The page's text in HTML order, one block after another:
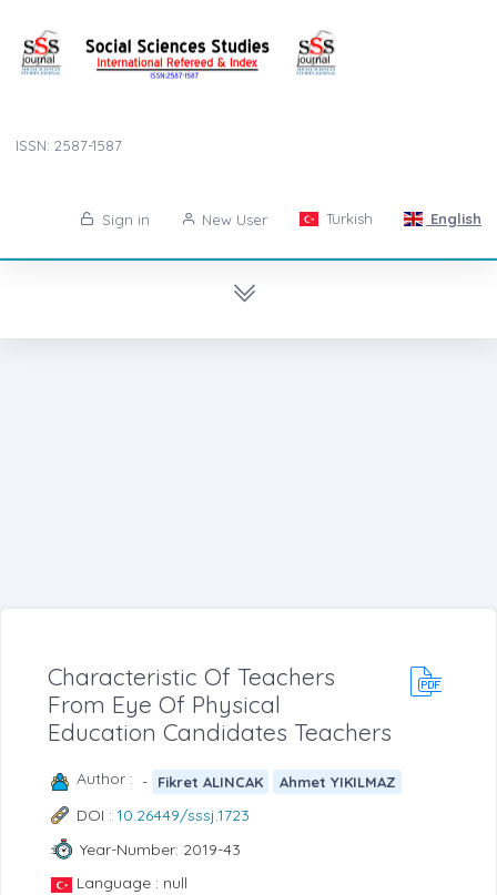
ISSN: 2587-1587
Sign in New User Turkish English
Characteristic Of Teachers
From Eye Of Physical
Education Candidates Teachers
Author : - Fikret ALINCAK Ahmet YIKILMAZ
DOI : 10.26449/sssj.1723
Year-Number: 2019-43
Language : null